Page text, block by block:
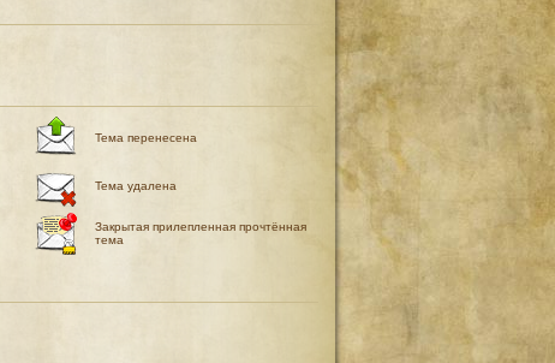
Тема перенесена
Тема удалена
Закрытая прилепленная прочтённая
тема